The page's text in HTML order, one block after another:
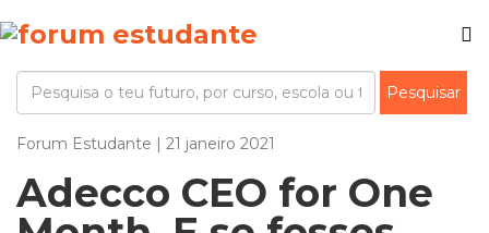
Forum Estudante | 21 janeiro 2021
Adecco CEO for One